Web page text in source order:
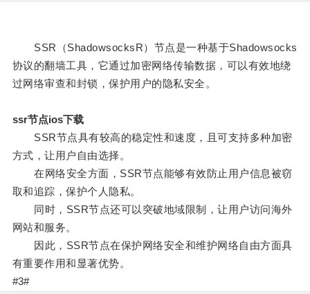
SSR（ShadowsocksR）节点是一种基于Shadowsocks
协议的翻墙工具，它通过加密网络传输数据，可以有效地绕
过网络审查和封锁，保护用户的隐私安全。
ssr节点ios下载
SSR节点具有较高的稳定性和速度，且可支持多种加密
方式，让用户自由选择。
在网络安全方面，SSR节点能够有效防止用户信息被窃
取和追踪，保护个人隐私。
同时，SSR节点还可以突破地域限制，让用户访问海外
网站和服务。
因此，SSR节点在保护网络安全和维护网络自由方面具
有重要作用和显著优势。
#3#